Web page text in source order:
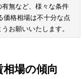
無など、様々な条件
価格相場は不十分な点
お願いいたします。
場の傾向